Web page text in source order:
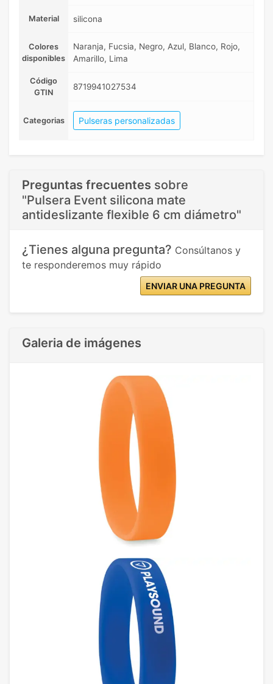
Material silicona
Colores
disponibles
Naranja, Fucsia, Negro, Azul, Blanco, Rojo,
Amarillo, Lima
Código
GTIN
8719941027534
Categorias Pulseras personalizadas
Preguntas frecuentes sobre
"Pulsera Event silicona mate
antideslizante flexible 6 cm diámetro"
¿Tienes alguna pregunta? Consúltanos y
te responderemos muy rápido
ENVIAR UNA PREGUNTA
Galeria de imágenes